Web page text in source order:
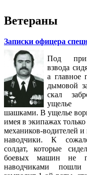
Ветераны
Записки офицера
Под
взвода
а главное
дымовой
скал
шашками. В ущелье
имея в экипажах
механиков-водителей
наводчики. К
солдат, которые
боевых машин не
наводчиками